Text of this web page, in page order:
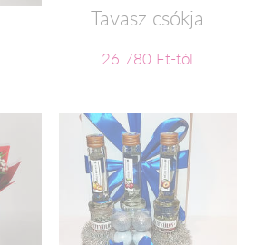
Tavasz csókja
26 780 Ft-tól